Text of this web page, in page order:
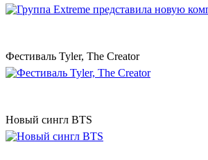
Фестиваль Tyler, The Creator
Новый сингл BTS